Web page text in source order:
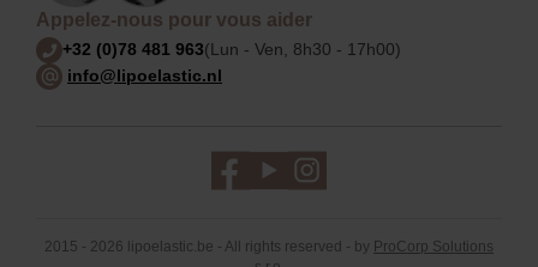
Appelez-nous pour vous aider
+32 (0)78 481 963(Lun - Ven, 8h30 - 17h00)
info@lipoelastic.nl
2015 - 2026 lipoelastic.be - All rights reserved - by ProCorp Solutions